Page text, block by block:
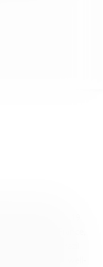
and a global
through 19
in Israel, France,
facilities in Brazil
and well-